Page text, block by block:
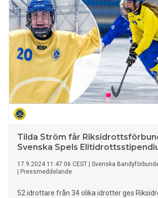
Tilda Ström får
Svenska Spels
17.9.2024 11:47:06 CEST
Svenska
Pressmeddelande
52 idrottare från 34 olika idrotter ges